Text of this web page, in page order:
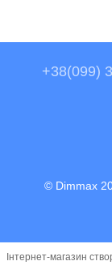
+38(099)
© Dimmax
Інтернет-магазин